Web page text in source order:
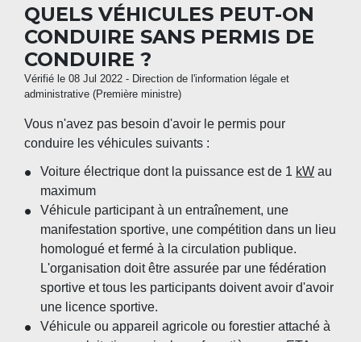
QUELS VÉHICULES PEUT-ON
CONDUIRE SANS PERMIS DE
CONDUIRE ?
Vérifié le 08 Jul 2022 - Direction de l'information légale et
administrative (Première ministre)
Vous n'avez pas besoin d'avoir le permis pour
conduire les véhicules suivants :
Voiture électrique dont la puissance est de 1 kW au
maximum
Véhicule participant à un entraînement, une
manifestation sportive, une compétition dans un lieu
homologué et fermé à la circulation publique.
L'organisation doit être assurée par une fédération
sportive et tous les participants doivent avoir d'avoir
une licence sportive.
Véhicule ou appareil agricole ou forestier attaché à